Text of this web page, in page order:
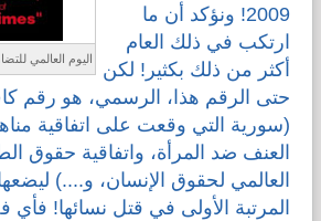
اليوم العالمي
2009! ونؤكد أن ما
ارتكب في ذلك العام
أكثر من ذلك بكثير! لكن
حتى الرقم هذا، الرسمي، هو رقم
(سورية التي وقعت على اتفاقية
العنف ضد المرأة، واتفاقية حقوق
العالمي لحقوق الإنسان، و....)
المرتبة الأولى في قتل نسائها! فأي